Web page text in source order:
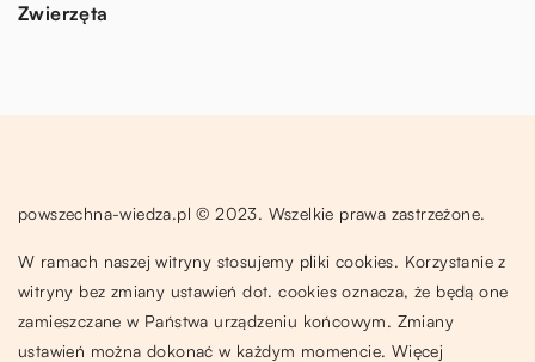
Zwierzęta
powszechna-wiedza.pl © 2023. Wszelkie prawa zastrzeżone.
W ramach naszej witryny stosujemy pliki cookies. Korzystanie z
witryny bez zmiany ustawień dot. cookies oznacza, że będą one
zamieszczane w Państwa urządzeniu końcowym. Zmiany
ustawień można dokonać w każdym momencie. Więcej